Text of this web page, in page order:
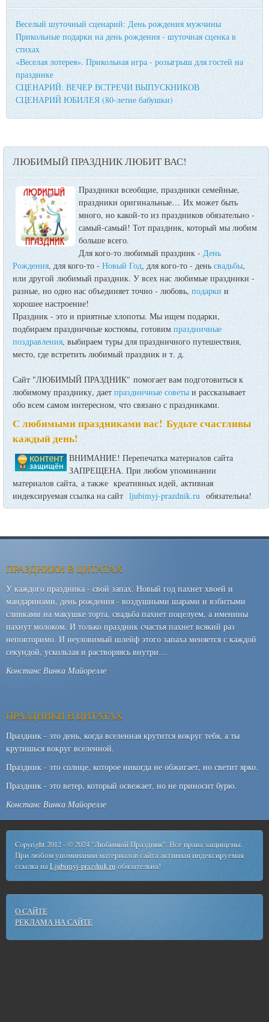
Веселый шуточный сценарий: День рождения мужчины
Прикольные подарки на день рождения - шуточная сценка в
стихах
«Веселая лотерея». Прикольная игра - розыгрыш для гостей на
празднике
СЦЕНАРИЙ: ВЕЧЕР ВСТРЕЧИ ВЫПУСКНИКОВ
СЦЕНАРИЙ ЮБИЛЕЯ (80-летие бабушки)
ЛЮБИМЫЙ ПРАЗДНИК ЛЮБИТ ВАС!
Праздники всеобщие, праздники семейные,
праздники оригинальные… Их может быть
много, но какой-то из праздников обязательно -
самый-самый! Тот праздник, который мы любим
больше всего.
Для кого-то любимый праздник - День
Рождения, для кого-то -Новый Год, для кого-то - деньсвадьбы,
или другой любимый праздник. У всех нас любимые праздники -
разные, но одно нас объединяет точно - любовь,подаркии
хорошее настроение!
Праздник - это и приятные хлопоты. Мы ищем подарки,
подбираем праздничные костюмы, готовимпраздничные
поздравления, выбираем туры для праздничного путешествия,
место, где встретить любимый праздник и т. д.
Сайт "ЛЮБИМЫЙ ПРАЗДНИК" помогает вам подготовиться к
любимому празднику, даетпраздничные советы и рассказывает
обо всем самом интересном, что связано с праздниками.
С любимыми праздниками вас! Будьте счастливы
каждый день!
ВНИМАНИЕ! Перепечатка материалов сайта
ЗАПРЕЩЕНА. При любом упоминании
материалов сайта, а также креативных идей, активная
индексируемая ссылка на сайт ljubimyj-prazdnik.ru обязательна!
ПРАЗДНИКИ В ЦИТАТАХ
У каждого праздника - свой запах. Новый год пахнет хвоей и
мандаринами, день рождения - воздушными шарами и взбитыми
сливками на макушке торта, свадьба пахнет поцелуем, а именины
пахнут молоком. И только праздник счастья пахнет всякий раз
неповторимо. И неуловимый шлейф этого запаха меняется с каждой
секундой, ускользая и растворяясь внутри…
Констанс Винка Майорелле
ПРАЗДНИКИ В ЦИТАТАХ
Праздник - это день, когда вселенная крутится вокруг тебя, а ты
крутишься вокруг вселенной.
Праздник - это солнце, которое никогда не обжигает, но светит ярко.
Праздник - это ветер, который освежает, но не приносит бурю.
Констанс Винка Майорелле
Copyright 2012 - © 2024 "Любимый Праздник". Все права защищены.
При любом упоминании материалов сайта активная индексируемая
ссылка наLjubimyj-prazdnik.ru обязательна!
О САЙТЕ
РЕКЛАМА НА САЙТЕ